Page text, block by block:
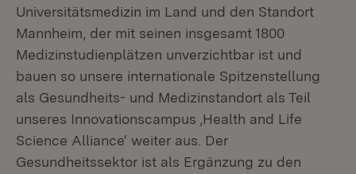
Universitätsmedizin im Land und den Standort
Mannheim, der mit seinen insgesamt 1800
Medizinstudienplätzen unverzichtbar ist und
bauen so unsere internationale Spitzenstellung
als Gesundheits- und Medizinstandort als Teil
unseres Innovationscampus ‚Health and Life
Science Alliance‘ weiter aus. Der
Gesundheitssektor ist als Ergänzung zu den